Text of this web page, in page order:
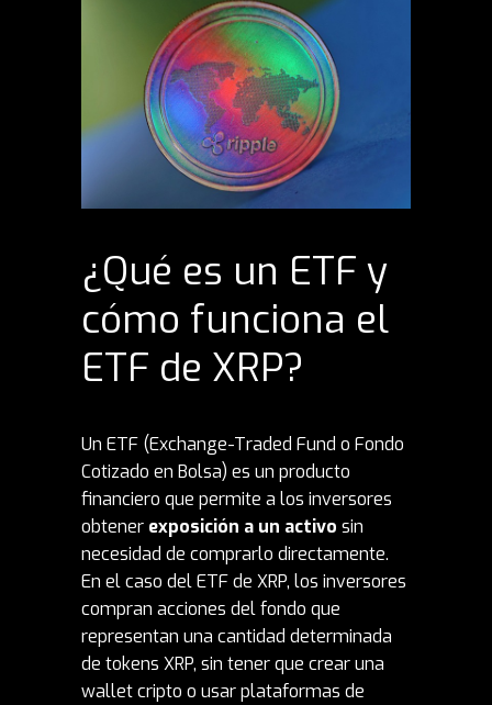
¿Qué es un ETF y
cómo funciona el
ETF de XRP?
Un ETF (Exchange-Traded Fund o Fondo
Cotizado en Bolsa) es un producto
financiero que permite a los inversores
obtener exposición a un activo sin
necesidad de comprarlo directamente.
En el caso del ETF de XRP, los inversores
compran acciones del fondo que
representan una cantidad determinada
de tokens XRP, sin tener que crear una
wallet cripto o usar plataformas de